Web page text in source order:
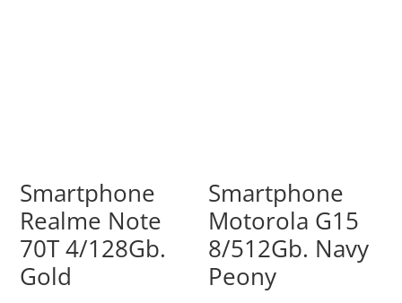
Smartphone
Realme Note
70T 4/128Gb.
Gold
Smartphone
Motorola G15
8/512Gb. Navy
Peony